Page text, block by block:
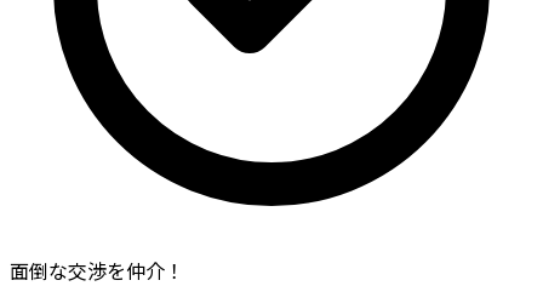
面倒な交渉を仲介！